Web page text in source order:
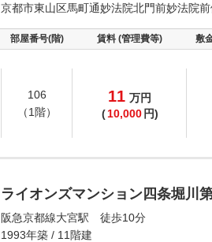
京都市東山区馬町通妙法院北門前妙法院
部屋番号(階) 賃料 (管理費等) 敷
106
（1階）
11 万円
( 10,000 円)
ライオンズマンション四条堀川
阪急京都線大宮駅 徒歩10分
1993年築 / 11階建